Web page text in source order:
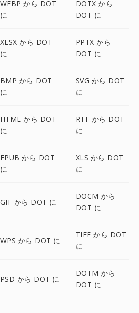
WEBP から DOT
に
DOTX から
DOT に
XLSX から DOT
に
PPTX から
DOT に
BMP から DOT
に
SVG から DOT
に
HTML から DOT
に
RTF から DOT
に
EPUB から DOT
に
XLS から DOT
に
GIF から DOT に
DOCM から
DOT に
WPS から DOT に
TIFF から DOT
に
PSD から DOT に
DOTM から
DOT に